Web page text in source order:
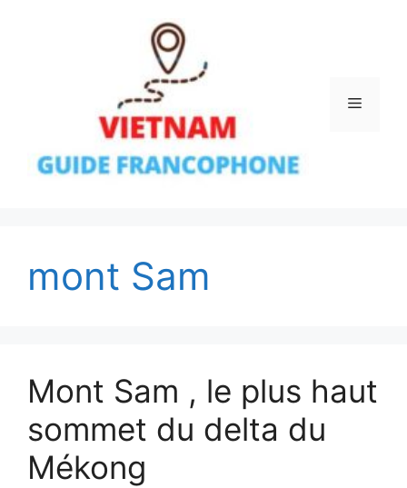
Menu
mont Sam
Mont Sam , le plus haut
sommet du delta du
Mékong